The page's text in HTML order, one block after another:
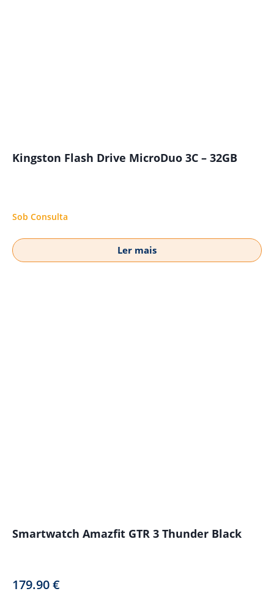
Kingston Flash Drive MicroDuo 3C – 32GB
Sob Consulta
Ler mais
Smartwatch Amazfit GTR 3 Thunder Black
179.90€